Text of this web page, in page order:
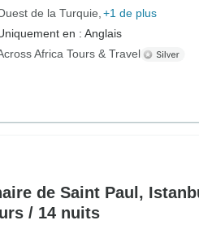
de la Turquie +1 de plus
en : Anglais
Africa Tours & Travel
de Saint Paul,
/ 14 nuits